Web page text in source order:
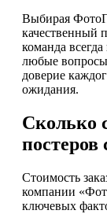
Выбирая
качественный
команда
любые
доверие
ожидания.
Сколько
постеров
Стоимость
компании
ключевых